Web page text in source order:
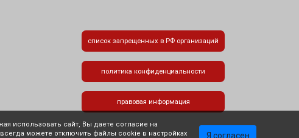
список запрещенных в РФ организаций
политика конфиденциальности
правовая информация
использовать сайт, Вы даете согласие на
можете отключить файлы cookie в настройках Я согласен